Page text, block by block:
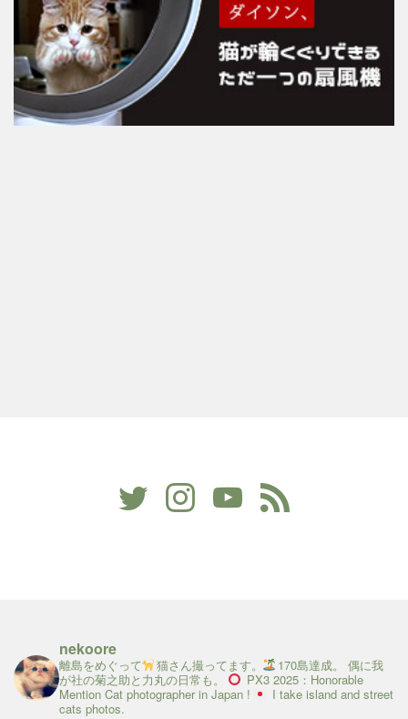
nekoore
離島をめぐって 猫さん撮ってます。 170島達成。
偶に我
が社の菊之助と力丸の日常も。
PX3 2025：Honorable
Mention Cat photographer in Japan !
I take island and street
cats photos.